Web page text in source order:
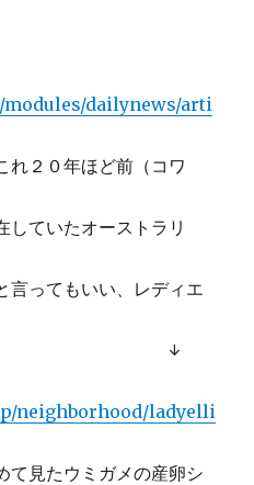
dailynews/arti
れ２０年ほど前（コワ
していたオーストラリ
言ってもいい、レディエ
neighborhood/ladyelli
て見たウミガメの産卵シ